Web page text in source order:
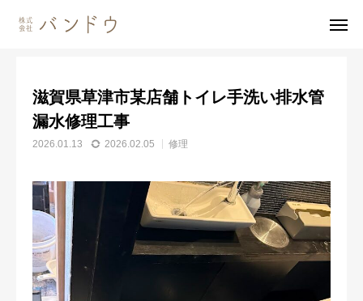
施工事例 修理 滋賀県草津市某店舗トイレ手洗い排水管漏水修理工事
滋賀県草津市某店舗トイレ手洗い排水管
漏水修理工事
2026.01.13 2026.02.05 修理
無料見積・お問い合わせ
施工風景
会社案内
事業内容